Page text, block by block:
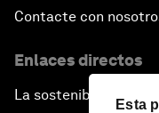
Esta
Contacte con
Enlaces directos
La sostenibilidad en el